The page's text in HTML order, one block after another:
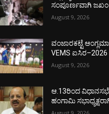
ಸಂಪೂರ್ಣವಾಗಿ ಜಖಂ
August 9, 2026
ವಂಜಾರಕಟ್ಟೆ
VEMS ಐಸಿರ–2026
August 9, 2026
ಆ.13ರಿಂದ
ಹಂಗಾಮಿ